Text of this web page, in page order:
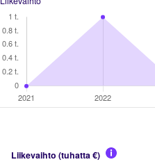
Liikevaihto (tuhatta €)